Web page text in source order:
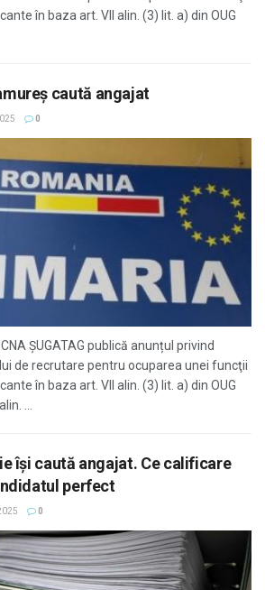
în baza art. VII alin. (3) lit. a) din OUG
caută angajat
0
ȘUGATAG publică anunțul privind
de recrutare pentru ocuparea unei funcţii
în baza art. VII alin. (3) lit. a) din OUG
...
își caută angajat. Ce calificare
perfect
0